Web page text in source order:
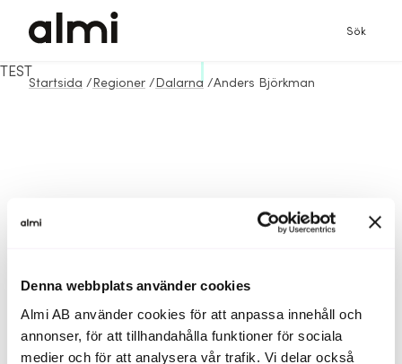
Denna webbplats använder cookies
Almi AB använder cookies för att anpassa innehåll och
annonser, för att tillhandahålla funktioner för sociala
medier och för att analysera vår trafik. Vi delar också
Sök
Startsida / Regioner / Dalarna /Anders Björkman
TEST